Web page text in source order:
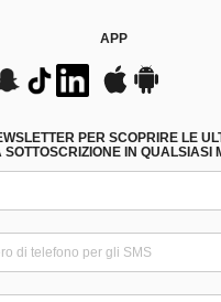
APP
PER SCOPRIRE LE
IN QUALSIASI